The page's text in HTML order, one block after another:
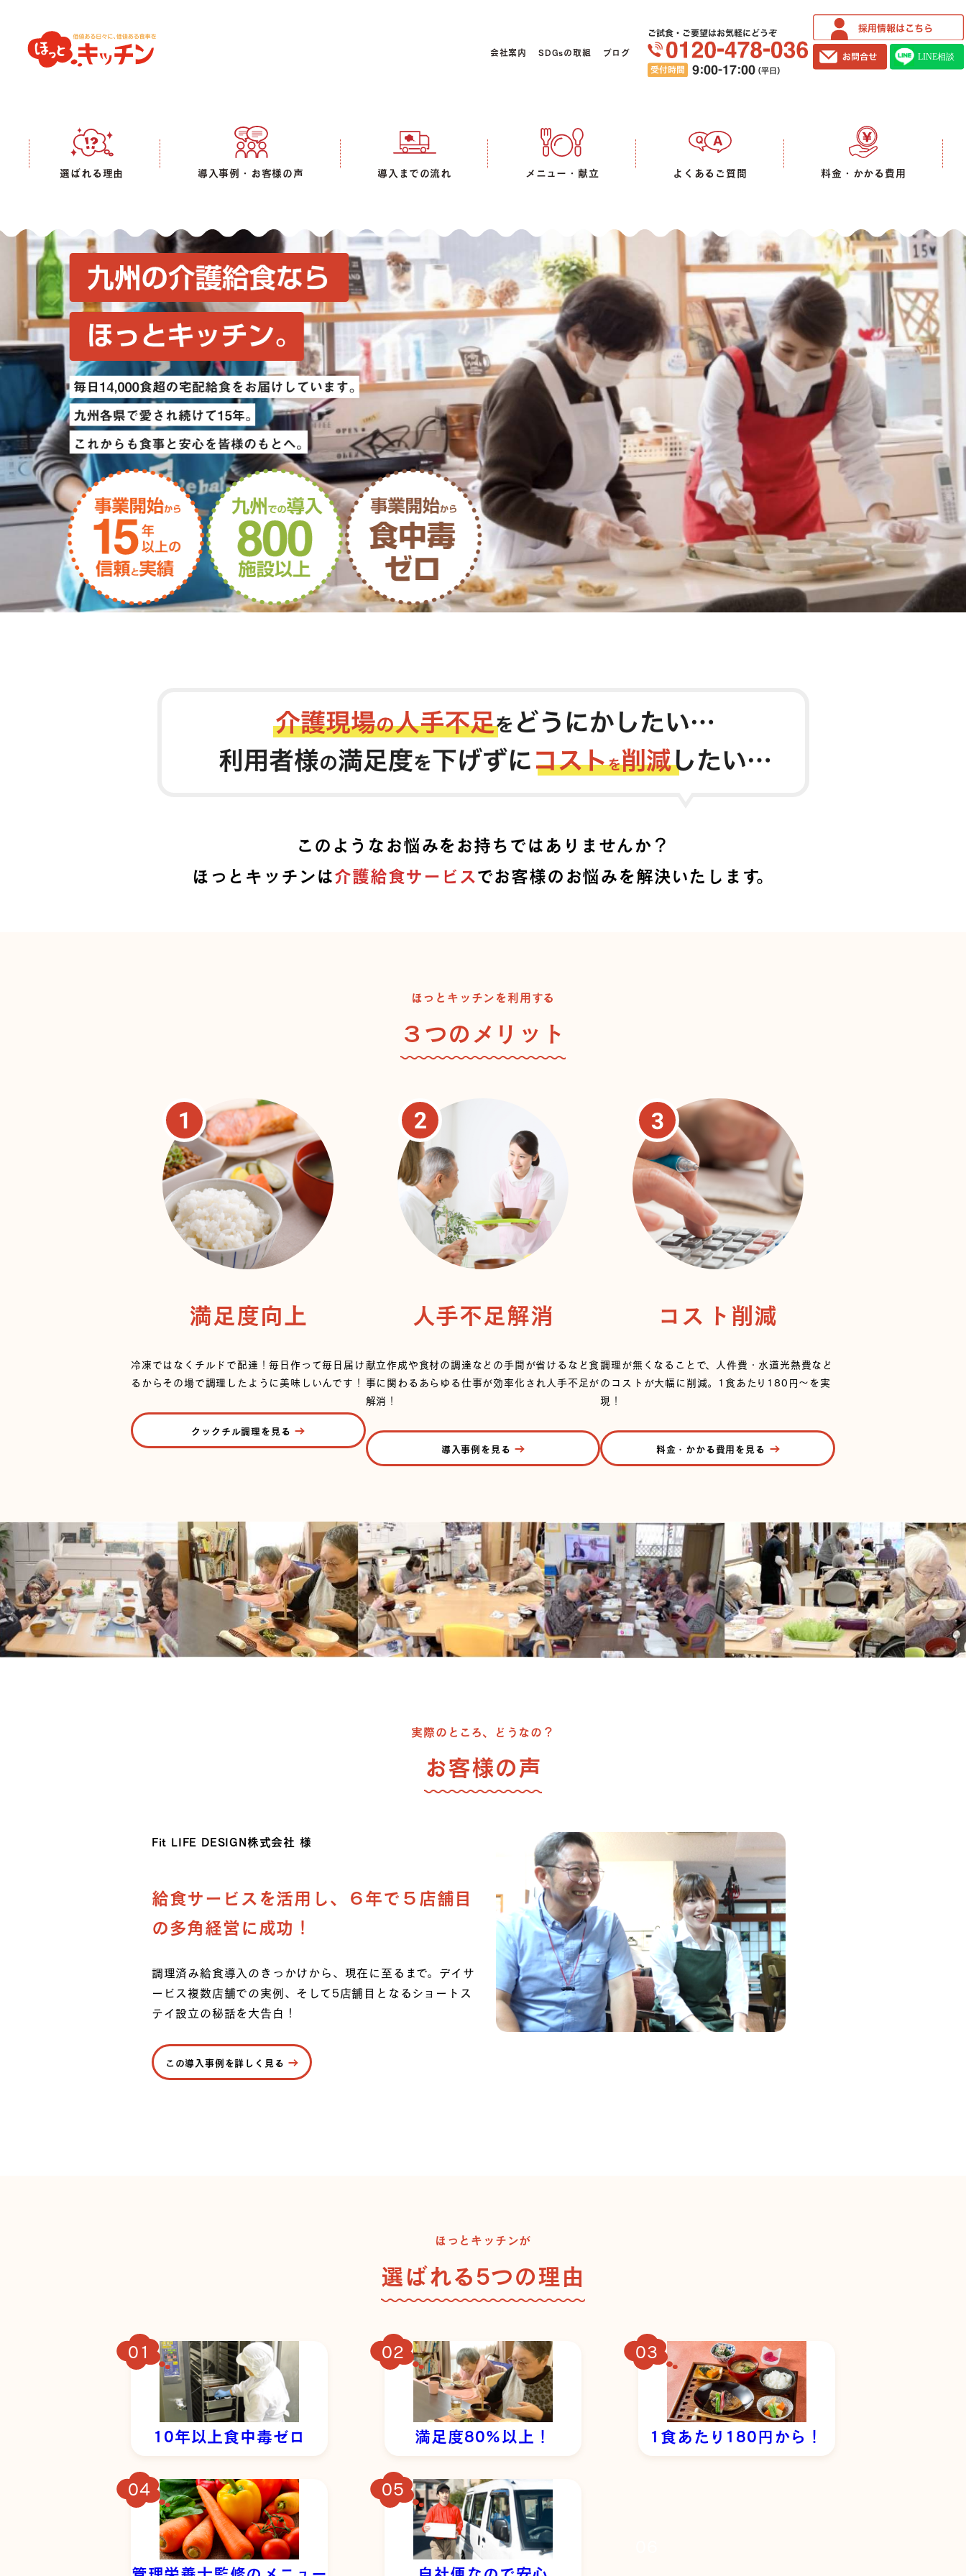
会社案内 SDGsの取組 ブログ
ご試食・ご要望はお気軽にどうぞ
選ばれる理由 導入事例・お客様の声 導入までの流れ メニュー・献立 よくあるご質問 料金・かかる費用
このようなお悩みをお持ちではありませんか？
ほっとキッチンは介護給食サービスでお客様のお悩みを解決いたします。
ほっとキッチンを利用する
３つのメリット
満足度向上
冷凍ではなくチルドで配達！毎日作って毎日届け
るからその場で調理したように美味しいんです！
クックチル調理を見る
人手不足解消
献立作成や食材の調達などの手間が省けるなど食
事に関わるあらゆる仕事が効率化され人手不足が
解消！
導入事例を見る
コスト削減
調理が無くなることで、人件費・水道光熱費など
のコストが大幅に削減。1食あたり180円〜を実
現！
料金・かかる費用を見る
実際のところ、どうなの？
お客様の声
Fit LIFE DESIGN株式会社 様
給食サービスを活用し、６年で５店舗目
の多角経営に成功！
調理済み給食導入のきっかけから、現在に至るまで。デイサ
ービス複数店舗での実例、そして5店舗目となるショートス
テイ設立の秘話を大告白！
この導入事例を詳しく見る
ほっとキッチンが
選ばれる5つの理由
10年以上食中毒ゼロ 満足度80%以上！ 1食あたり180円から！